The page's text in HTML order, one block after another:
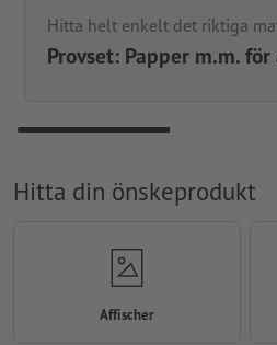
Hitta helt enkelt det riktiga
Provset: Papper m.m.
Hitta din önskeprodukt
Affischer